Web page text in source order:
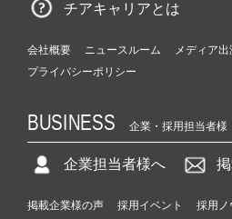
チアキャリアとは
会社概要 ニュースルーム
メディア
プライバシーポリシー
BUSINESS 企業・採用担当者様
企業担当者様へ
掲載企業様の声 採用イベント 採用ノ